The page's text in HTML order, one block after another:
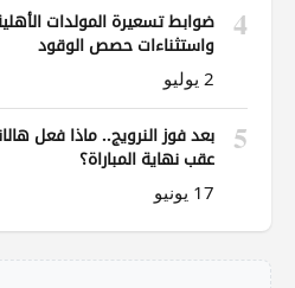
4
ضوابط تسعيرة المولدات
واستثناءات حصص الوقود
2 يوليو
5
بعد فوز النرويج.. ماذا فعل
عقب نهاية المباراة؟
17 يونيو